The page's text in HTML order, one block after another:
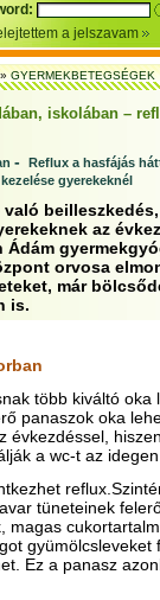
a jelszavam
GYERMEKBETEGSÉGEK
iskolában –
- Reflux a hasfájás
gyerekeknél
az
Ádám
orvosa
már
is.
több kiváltó oka
panaszok oka
évkezdéssel,
a wc-t az
tüneteinek
magas
gyümölcsleveket
Ez a panasz